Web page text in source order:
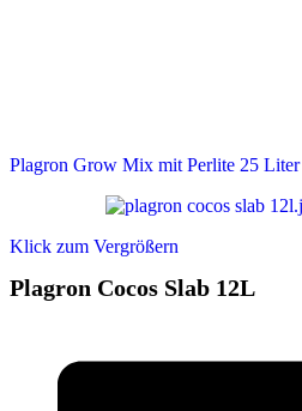
Plagron Grow Mix mit Perlite 25 Liter
Klick zum Vergrößern
Plagron Cocos Slab 12L